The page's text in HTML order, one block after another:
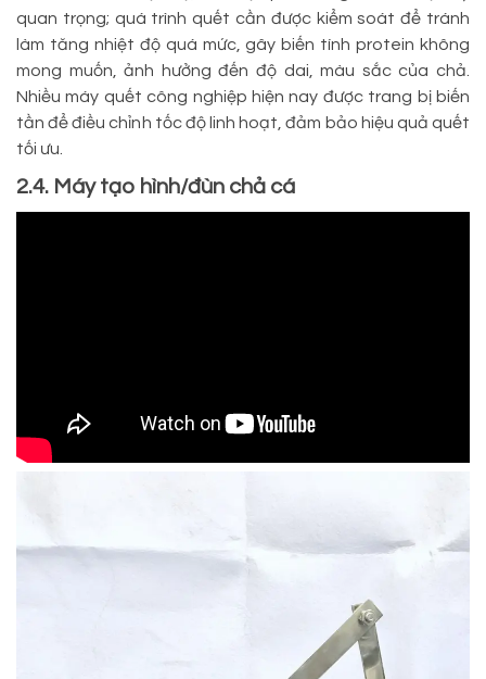
quan trọng; quá trình quết cần được kiểm soát để tránh
làm tăng nhiệt độ quá mức, gây biến tính protein không
mong muốn, ảnh hưởng đến độ dai, màu sắc của chả.
Nhiều máy quết công nghiệp hiện nay được trang bị biến
tần để điều chỉnh tốc độ linh hoạt, đảm bảo hiệu quả quết
tối ưu.
2.4. Máy tạo hình/đùn chả cá